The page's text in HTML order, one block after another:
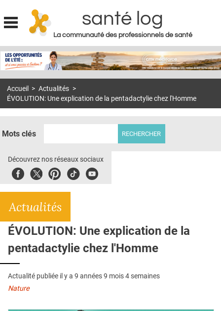
Jump to navigation
santé log
La communauté des professionnels de santé
MON COMPTE
S'ABONNER À LA REVUE SOIN À DOMICILE
DOSSIERS
E-REVUE SAD
L'APP
QUI SOMMES-NOUS ?
PUBLICITÉ
CONDITIONS GÉNÉRALES
CONTACT
Accueil > Actualités >
ÉVOLUTION: Une explication de la pentadactylie chez l'Homme
Mots clés
Découvrez nos réseaux sociaux
FacebookTwitterPinterest
TiktokYoubute
Actualités
ÉVOLUTION: Une explication de la
pentadactylie chez l'Homme
Actualité publiée il y a 9 années 9 mois 4 semaines
Nature